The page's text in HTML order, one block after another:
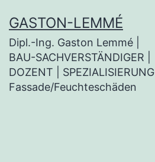
Inhalt
springen
GASTON-LEMMÉ
Dipl.-Ing. Gaston Lemmé |
BAU-SACHVERSTÄNDIGER |
DOZENT | SPEZIALISIERUNG
Fassade/Feuchteschäden